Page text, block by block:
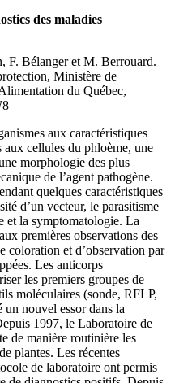
des maladies
Bélanger et M. Berrouard.
Ministère de
du Québec,
aux caractéristiques
cellules du phloème, une
morphologie des plus
de l’agent pathogène.
quelques caractéristiques
d’un vecteur, le parasitisme
et la symptomatologie. La
premières observations des
coloration et d’observation par
Les anticorps
les premiers groupes de
moléculaires (sonde, RFLP,
un nouvel essor dans la
1997, le Laboratoire de
de manière routinière les
plantes. Les récentes
de laboratoire ont permis